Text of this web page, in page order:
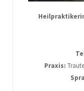
Praxis: